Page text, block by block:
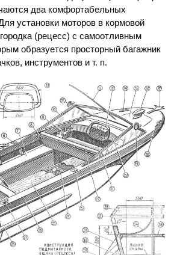
два комфортабельных
установки моторов в кормовой
(рецесс) с самоотливным
образуется просторный багажник
инструментов и т. п.